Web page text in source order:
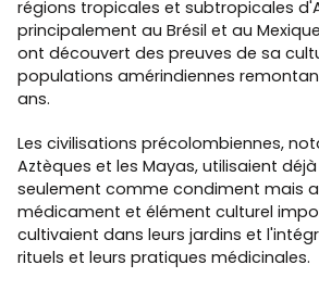
régions tropicales et subtropicales
principalement au Brésil et au
ont découvert des preuves de sa
populations amérindiennes
ans.
Les civilisations précolombiennes,
Aztèques et les Mayas, utilisaient
seulement comme condiment mais
médicament et élément culturel
cultivaient dans leurs jardins et
rituels et leurs pratiques médicinales.